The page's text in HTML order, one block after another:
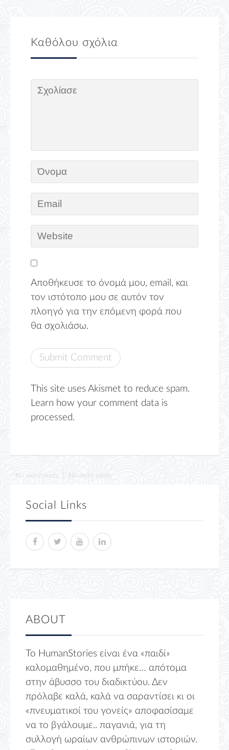
Καθόλου σχόλια
Αποθήκευσε το όνομά μου, email, και
τον ιστότοπο μου σε αυτόν τον
πλοηγό για την επόμενη φορά που
θα σχολιάσω.
This site uses Akismet to reduce spam.
Learn how your comment data is
processed.
No more posts No more posts
Social Links
ABOUT
Το HumanStories είναι ένα «παιδί»
καλομαθημένο, που μπήκε… απότομα
στην άβυσσο του διαδικτύου. Δεν
πρόλαβε καλά, καλά να σαραντίσει κι οι
«πνευματικοί του γονείς» αποφασίσαμε
να το βγάλουμε.. παγανιά, για τη
συλλογή ωραίων ανθρώπινων ιστοριών.